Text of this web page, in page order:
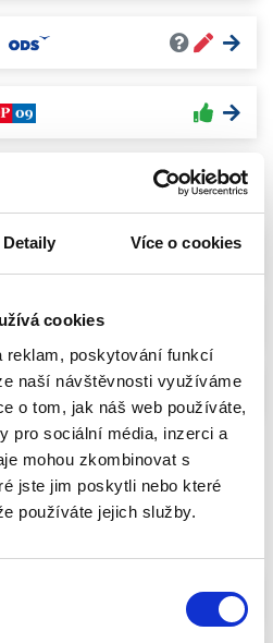
Detaily Více o cookies
cookies
reklam, poskytování funkcí
naší návštěvnosti využíváme
o tom, jak náš web používáte,
pro sociální média, inzerci a
mohou zkombinovat s
jste jim poskytli nebo které
používáte jejich služby.